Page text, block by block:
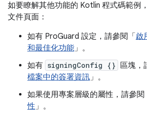
如要瞭解其他功能的 Kotlin 程式碼範例
文件頁面：
如有 ProGuard 設定，請參閱「 啟
和最佳化功能」。
如有 signingConfig {} 區塊，
檔案中的簽署資訊」。
如果使用專案層級的屬性，請參閱
性」。